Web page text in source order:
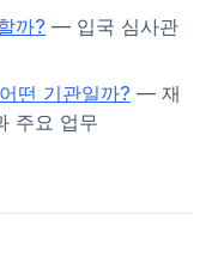
까? — 입국 심사관
떤 기관일까? — 재
주요 업무